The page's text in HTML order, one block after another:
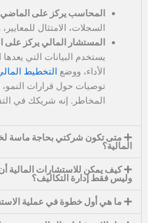
المحاسب يركز على
السجلات، الامتثال للمعايير،
المستشار المالي يركز على
يستخدم البيانات التي
الأداء، ووضع التخطيط
توصيات حول قرارات النمو،
المخاطر. إنه شريكك في
متى تكون شركتي بحاجة ماسة
المالية؟
كيف يمكن للاستشارات المالية
وليس فقط إدارة التكاليف؟
ما هي أول خطوة في عملية